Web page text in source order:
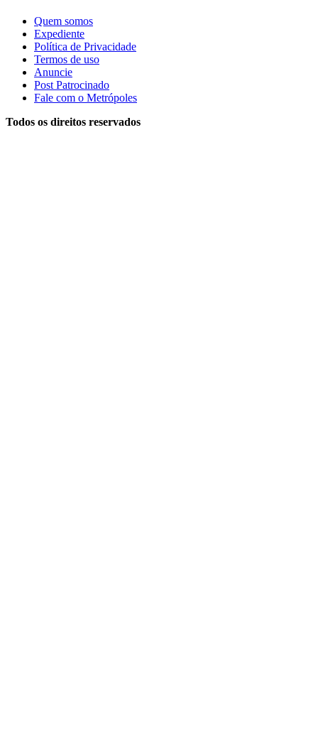
Quem somos
Expediente
Política de Privacidade
Termos de uso
Anuncie
Post Patrocinado
Fale com o Metrópoles
Todos os direitos reservados